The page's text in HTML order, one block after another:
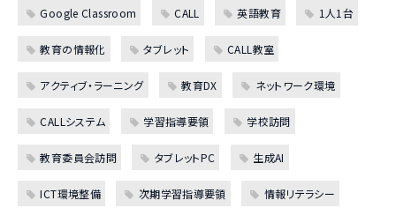
Google Classroom CALL 英語教育 1人1台
教育の情報化 タブレット CALL教室
アクティブ・ラーニング 教育DX ネットワーク環境
CALLシステム 学習指導要領 学校訪問
教育委員会訪問 タブレットPC 生成AI
ICT環境整備 次期学習指導要領 情報リテラシー